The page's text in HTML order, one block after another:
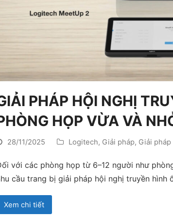
PHÁP HỘI NGHỊ
HỌP VỪA VÀ
28/11/2025 Logitech, Giải pháp, Giải
với các phòng họp từ 6–12 người như
cầu trang bị giải pháp hội nghị truyền hình
Xem chi tiết